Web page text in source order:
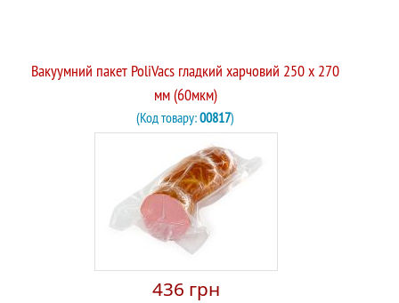
Вакуумний пакет PoliVacs гладкий харчовий 250 х 270
мм (60мкм)
(Код товару:00817)
436 грн